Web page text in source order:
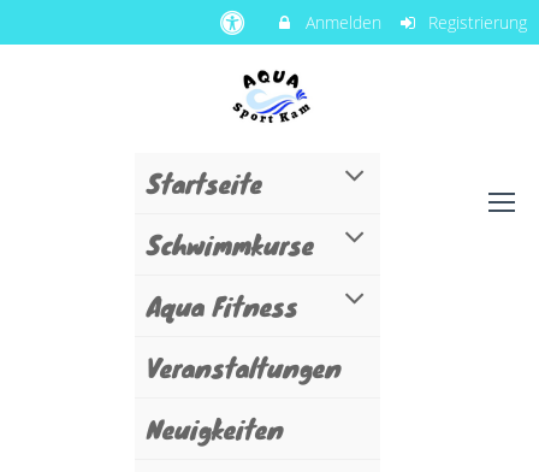
Anmelden Registrierung
Startseite
Schwimmkurse
Aqua Fitness
Veranstaltungen
Neuigkeiten